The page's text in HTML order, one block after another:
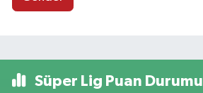
Süper Lig Puan Durumu